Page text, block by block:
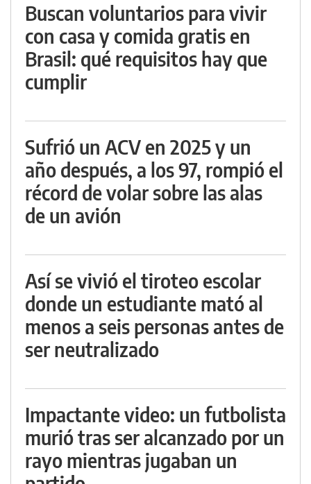
Buscan voluntarios para vivir
con casa y comida gratis en
Brasil: qué requisitos hay que
cumplir
Sufrió un ACV en 2025 y un
año después, a los 97, rompió el
récord de volar sobre las alas
de un avión
Así se vivió el tiroteo escolar
donde un estudiante mató al
menos a seis personas antes de
ser neutralizado
Impactante video: un futbolista
murió tras ser alcanzado por un
rayo mientras jugaban un